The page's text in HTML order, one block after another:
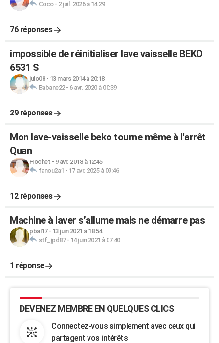
Coco- 2 juil. 2026 à 14:29
76 réponses
impossible de réinitialiser lave vaisselle BEKO
6531 S
julo08- 13 mars 2014 à 20:18
Babane22- 6 avr. 2020 à 00:39
29 réponses
Mon lave-vaisselle beko tourne même à l'arrêt
Quan
Hochet - 9 avr. 2018 à 12:45
fanou2a1 - 17 avr. 2025 à 09:46
12 réponses
Machine à laver s’allume mais ne démarre pas
pbal17- 13 juin 2021 à 18:54
stf_jpd87- 14 juin 2021 à 07:40
1 réponse
DEVENEZ MEMBRE EN QUELQUES CLICS
Connectez-vous simplement avec ceux qui
partagent vos intérêts